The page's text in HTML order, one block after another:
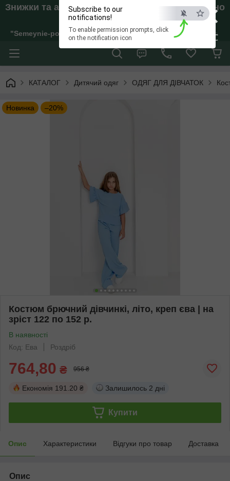
×
ESC
Subscribe to our
notifications!
To enable permission prompts, click
on the notification icon
Знижки та акції. Відправки тільки якщо внесено
Аванс!
"Semeynie-pokupki" Інтернет-магазин жіночого, дитячого та
КАТАЛОГ Дитячий одяг ОДЯГ ДЛЯ ДІВЧАТОК
Новинка –20%
Костюм брючний дівчинкі, літо, креп єва | на
зріст 122 по 152 р.
В наявності
Код: Ева
Роздріб
764,80 ₴ 956 ₴
Економія 191.20 ₴ Залишилось 2 дні
Купити
Опис Характеристики Відгуки про товар Доставка
Опис